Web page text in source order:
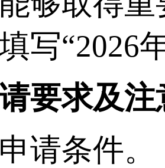
写“2026
要求及注
请条件。